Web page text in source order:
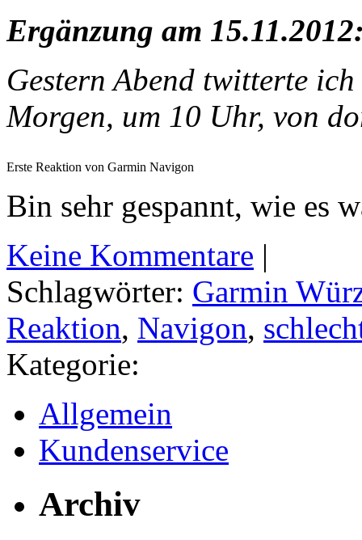
Ergänzung am
Gestern Abend twitterte
Morgen, um 10 Uhr, von
Erste Reaktion von Garmin Navigon
Bin sehr gespannt, wie es
Keine Kommentare |
Schlagwörter: Garmin
Reaktion, Navigon,
Kategorie:
Allgemein
Kundenservice
Archiv